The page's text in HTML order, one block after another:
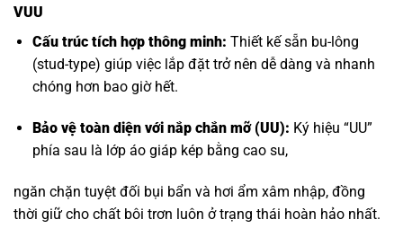
VUU
Cấu trúc tích hợp thông minh: Thiết kế sẵn bu-lông
(stud-type) giúp việc lắp đặt trở nên dễ dàng và nhanh
chóng hơn bao giờ hết.
Bảo vệ toàn diện với nắp chắn mỡ (UU): Ký hiệu “UU”
phía sau là lớp áo giáp kép bằng cao su,
ngăn chặn tuyệt đối bụi bẩn và hơi ẩm xâm nhập, đồng
thời giữ cho chất bôi trơn luôn ở trạng thái hoàn hảo nhất.